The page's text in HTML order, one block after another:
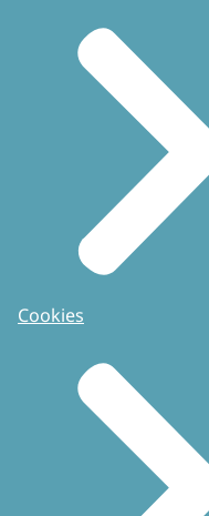
Cookies